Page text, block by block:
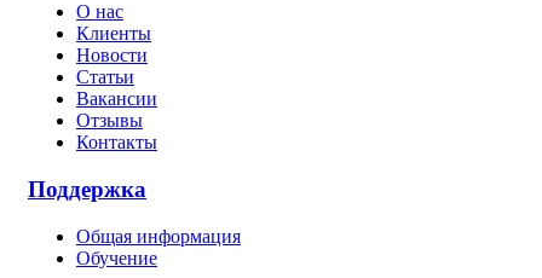
О нас
Клиенты
Новости
Статьи
Вакансии
Отзывы
Контакты
Поддержка
Общая информация
Обучение